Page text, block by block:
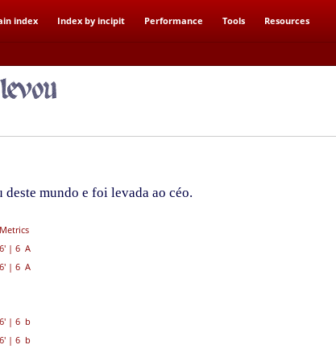
index Index by incipit Performance Tools Resources
mundo e foi levada ao céo.
Metrics
6'| 6 A
6'| 6 A
6'| 6 b
6'| 6 b